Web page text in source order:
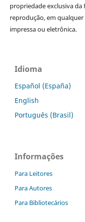
propriedade exclusiva da
reprodução, em
impressa ou eletrônica.
Idioma
Español (España)
English
Português (Brasil)
Informações
Para Leitores
Para Autores
Para Bibliotecários